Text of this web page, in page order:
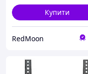
Купити
RedMoon